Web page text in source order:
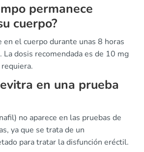
permanece
cuerpo?
en el cuerpo durante unas 8 horas
La dosis recomendada es de 10 mg
en una prueba
no aparece en las pruebas de
ya que se trata de un
para tratar la disfunción eréctil.